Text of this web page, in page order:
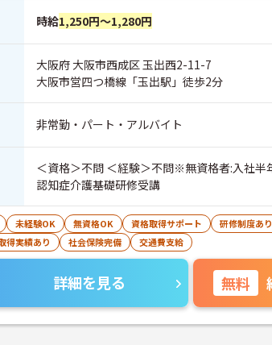
時給1,250円～1,280円
大阪府 大阪市西成区 玉出西2-11-7
大阪市営四つ橋線「玉出駅」徒歩2分
非常勤・パート・アルバイト
＜資格＞不問 ＜経験＞不問※無資格者:入社半
認知症介護基礎研修受講
未経験OK 無資格OK 資格取得サポート
研修制度あり
得実績あり
社会保険完備 交通費支給
詳細を見る 無料